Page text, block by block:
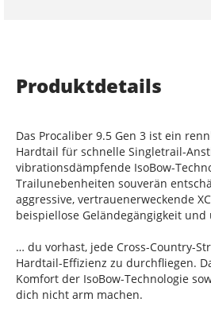
Produktdetails
Das Procaliber 9.5 Gen 3 ist ein
Hardtail für schnelle Singletrail-
vibrationsdämpfende IsoBow-
Trailunebenheiten souverän
aggressive, vertrauenerweckende
beispiellose Geländegängigkeit
… du vorhast, jede Cross-Country-
Hardtail-Effizienz zu durchfliegen.
Komfort der IsoBow-Technologie
dich nicht arm machen.